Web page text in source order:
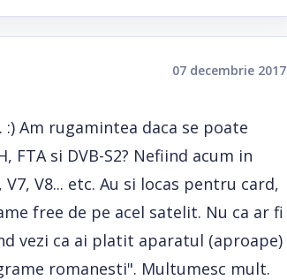
07 decembrie 2017
Am rugamintea daca se poate
si DVB-S2? Nefiind acum in
V8... etc. Au si locas pentru card,
free de pe acel satelit. Nu ca ar fi
vezi ca ai platit aparatul (aproape)
romanesti". Multumesc mult.